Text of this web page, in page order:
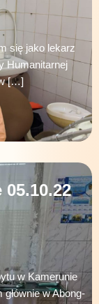
się jako lekarz
Humanitarnej
[…]
w Kamerunie
głównie w Abong-